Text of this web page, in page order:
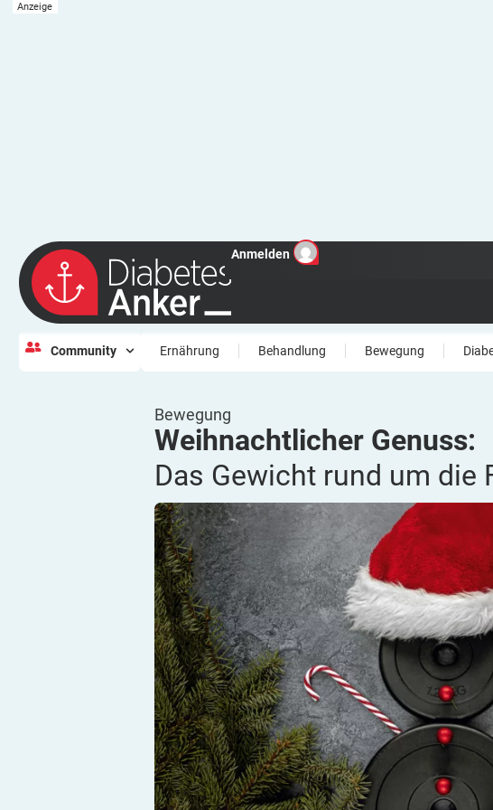
Anmelden
Community Ernährung Behandlung Bewegung
Bewegung
Weihnachtlicher Genuss:
Das Gewicht rund um die